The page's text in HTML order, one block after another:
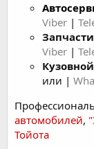
Viber |
Viber |
или |
автомобилей,
Тойота